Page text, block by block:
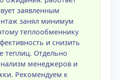
заявленным
занял минимум
теплообменнику
и снизить
теплиц. Отдельно
менеджеров и
Рекомендуем к